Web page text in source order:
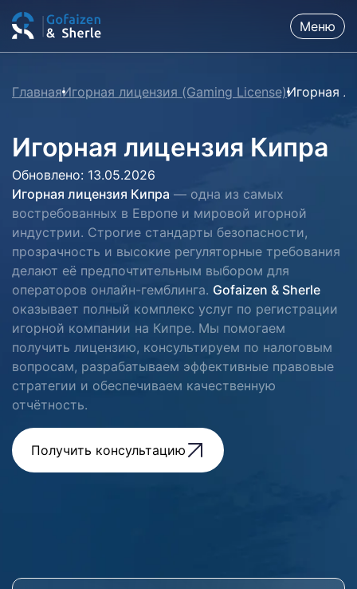
Меню
ГлавнаяИгорная лицензия (Gaming License)Игорная
Игорная лицензия Кипра
Обновлено: 13.05.2026
Игорная лицензия Кипра — одна из самых
востребованных в Европе и мировой игорной
индустрии. Строгие стандарты безопасности,
прозрачность и высокие регуляторные требования
делают её предпочтительным выбором для
операторов онлайн-гемблинга. Gofaizen & Sherle
оказывает полный комплекс услуг по регистрации
игорной компании на Кипре. Мы помогаем
получить лицензию, консультируем по налоговым
вопросам, разрабатываем эффективные правовые
стратегии и обеспечиваем качественную
отчётность.
Получить консультацию